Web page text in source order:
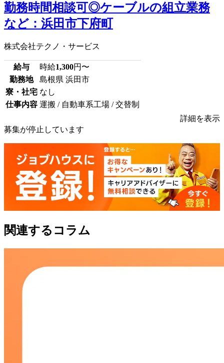
勤務時間相談可◎ケーブルの組立業務
など：浜田市下府町
株式会社テクノ・サービス
給与 時給1,300円〜
勤務地
島根県 浜田市
寮・社宅 なし
仕事内容 運搬 / 自動車系工場 / 交替制
詳細を表示
募集が停止しています
関連するコラム